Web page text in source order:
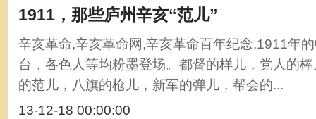
1911，那些庐州辛亥“范儿”
辛亥革命,辛亥革命网,辛亥革命百年纪念,1911年
台，各色人等均粉墨登场。都督的样儿，党人的
的范儿，八旗的枪儿，新军的弹儿，帮会的...
13-12-18 00:00:00